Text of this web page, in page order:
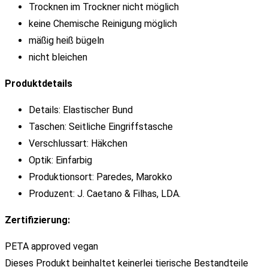
Trocknen im Trockner nicht möglich
keine Chemische Reinigung möglich
mäßig heiß bügeln
nicht bleichen
Produktdetails
Details: Elastischer Bund
Taschen: Seitliche Eingriffstasche
Verschlussart: Häkchen
Optik: Einfarbig
Produktionsort: Paredes, Marokko
Produzent: J. Caetano & Filhas, LDA.
Zertifizierung:
PETA approved vegan
Dieses Produkt beinhaltet keinerlei tierische Bestandteile